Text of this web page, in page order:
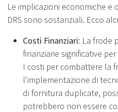
Le implicazioni economiche e
DRS sono sostanziali. Ecco
Costi Finanziari: La frode
finanziarie significative
I costi per combattere la
l'implementazione di
di fornitura duplicate,
potrebbero non essere